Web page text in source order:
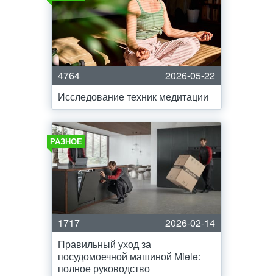
4764
2026-05-22
Исследование техник медитации
РАЗНОЕ
1717
2026-02-14
Правильный уход за
посудомоечной машиной Miele:
полное руководство